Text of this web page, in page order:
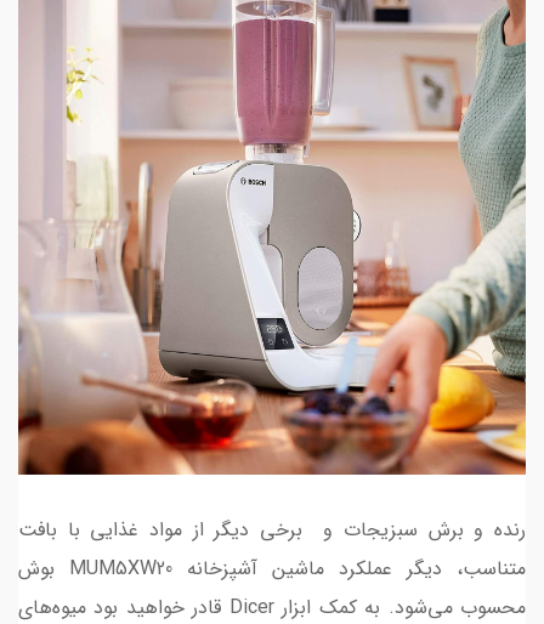
رنده و برش سبزیجات و برخی دیگر از مواد غذایی با بافت
متناسب، دیگر عملکرد ماشین آشپزخانه MUM5XW20 بوش
محسوب می‌شود. به کمک ابزار Dicer قادر خواهید بود میوه‌های